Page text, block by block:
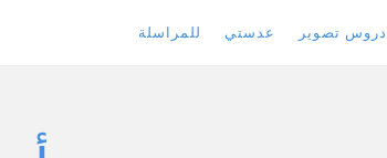
دروس تصوير عدستي للمراسلة